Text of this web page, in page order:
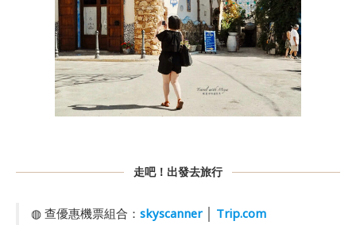
走吧！出發去旅行
◍ 查優惠機票組合： skyscanner│ Trip.com